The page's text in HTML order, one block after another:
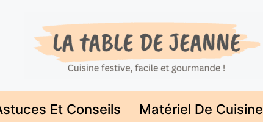
Et Conseils Matériel De Cuisine